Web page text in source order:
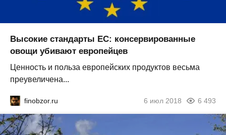
Высокие стандарты ЕС: консервированные
овощи убивают европейцев
Ценность и польза европейских продуктов весьма
преувеличена...
finobzor.ru 6 июл 2018 6 493